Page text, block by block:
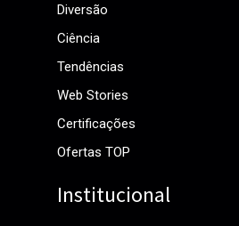
Diversão
Ciência
Tendências
Web Stories
Certificações
Ofertas TOP
Institucional